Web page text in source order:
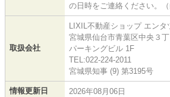
の日時をご連絡ください。（
取扱会社
LIXIL不動産ショップ エンタ
宮城県仙台市青葉区中央３
パーキングビル 1F
TEL:022-224-2011
宮城県知事 (9) 第3195号
情報更新日 2026年08月06日